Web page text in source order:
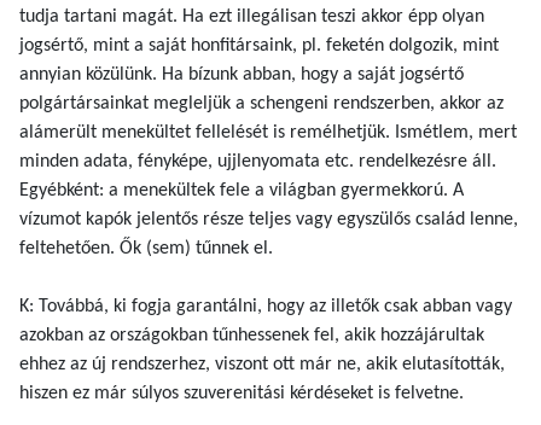
tudja tartani magát. Ha ezt illegálisan teszi akkor épp olyan
jogsértő, mint a saját honfitársaink, pl. feketén dolgozik, mint
annyian közülünk. Ha bízunk abban, hogy a saját jogsértő
polgártársainkat megleljük a schengeni rendszerben, akkor az
alámerült menekültet fellelését is remélhetjük. Ismétlem, mert
minden adata, fényképe, ujjlenyomata etc. rendelkezésre áll.
Egyébként: a menekültek fele a világban gyermekkorú. A
vízumot kapók jelentős része teljes vagy egyszülős család lenne,
feltehetően. Ők (sem) tűnnek el.
K: Továbbá, ki fogja garantálni, hogy az illetők csak abban vagy
azokban az országokban tűnhessenek fel, akik hozzájárultak
ehhez az új rendszerhez, viszont ott már ne, akik elutasították,
hiszen ez már súlyos szuverenitási kérdéseket is felvetne.